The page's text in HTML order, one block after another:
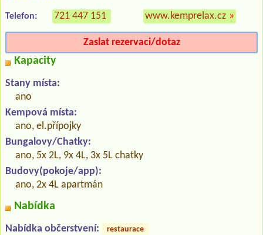
Telefon: 721 447 151 www.kemprelax.cz »
Zaslat rezervaci/dotaz
Kapacity
Stany místa:
ano
Kempová místa:
ano, el.přípojky
Bungalovy/Chatky:
ano, 5x 2L, 9x 4L, 3x 5L chatky
Budovy(pokoje/app):
ano, 2x 4L apartmán
Nabídka
Nabídka občerstvení: restaurace